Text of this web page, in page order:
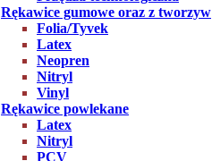
Rękawice gumowe oraz z tworzyw
Folia/Tyvek
Latex
Neopren
Nitryl
Vinyl
Rękawice powlekane
Latex
Nitryl
PCV